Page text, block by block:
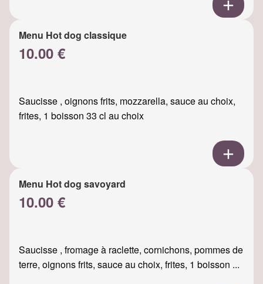
Menu Hot dog classique
10.00 €
Saucisse , oignons frits, mozzarella, sauce au choix,
frites, 1 boisson 33 cl au choix
Menu Hot dog savoyard
10.00 €
Saucisse , fromage à raclette, cornichons, pommes de
terre, oignons frits, sauce au choix, frites, 1 boisson ...